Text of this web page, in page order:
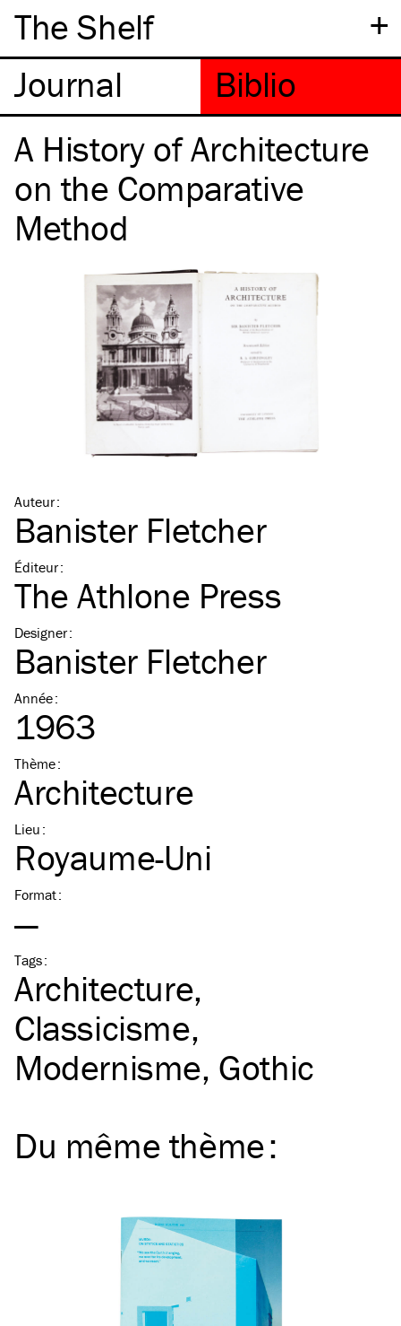
+
The Shelf
A History of Architecture
on the Comparative
Method
Auteur:
Banister Fletcher
Éditeur:
The Athlone Press
Designer:
Banister Fletcher
Année:
1963
Thème:
Architecture
Lieu :
Royaume-Uni
Format:
—
Tags:
Architecture
Classicisme
Modernisme Gothic
Du même thème: